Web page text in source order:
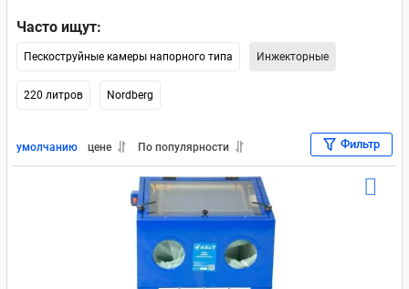
Часто ищут:
Пескоструйные камеры напорного типа Инжекторные
220 литров Nordberg
умолчанию цене По популярности Фильтр